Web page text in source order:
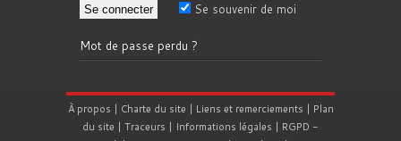
Se souvenir de moi
Mot de passe perdu ?
À propos | Charte du site | Liens et remerciements | Plan
du site | Traceurs | Informations légales | RGPD -